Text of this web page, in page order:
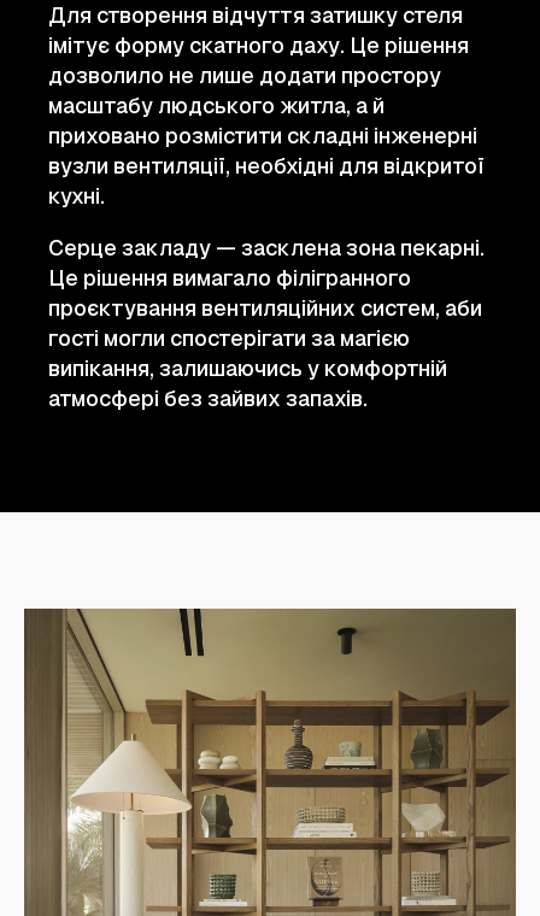
Для створення відчуття затишку стеля
імітує форму скатного даху. Це рішення
дозволило не лише додати простору
масштабу людського житла, а й
приховано розмістити складні інженерні
вузли вентиляції, необхідні для відкритої
кухні.
Серце закладу — засклена зона пекарні.
Це рішення вимагало філігранного
проєктування вентиляційних систем, аби
гості могли спостерігати за магією
випікання, залишаючись у комфортній
атмосфері без зайвих запахів.